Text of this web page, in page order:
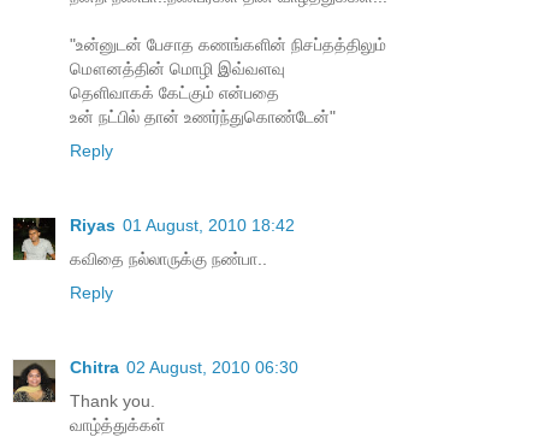
"உன்னுடன் பேசாத கணங்களின் நிசப்தத்திலும்
மௌனத்தின் மொழி இவ்வளவு
தெளிவாகக் கேட்கும் என்பதை
உன் நட்பில் தான் உணர்ந்துகொண்டேன்"
Reply
Riyas 01 August, 2010 18:42
கவிதை நல்லாருக்கு நண்பா..
Reply
Chitra 02 August, 2010 06:30
Thank you.
வாழ்த்துக்கள்